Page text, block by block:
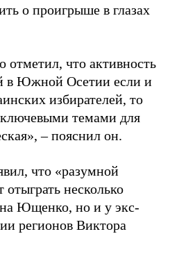
о проигрыше в глазах
что активность
в Южной Осетии если и
избирателей, то
темами для
– пояснил он.
что «разумной
несколько
Ющенко, но и у экс-
регионов Виктора